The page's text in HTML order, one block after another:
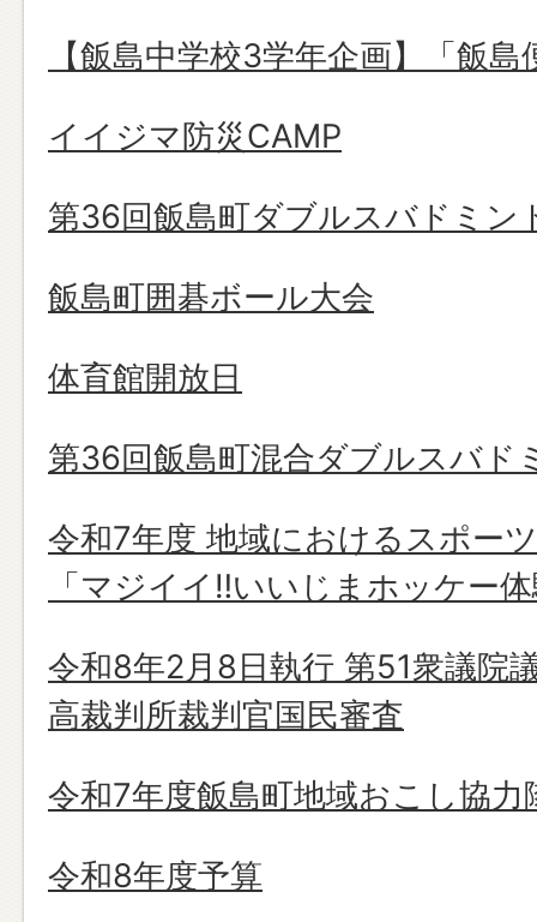
【飯島中学校3学年企画】「飯
イイジマ防災CAMP
第36回飯島町ダブルスバドミン
飯島町囲碁ボール大会
体育館開放日
第36回飯島町混合ダブルスバド
令和7年度 地域におけるスポー
「マジイイ‼いいじまホッケー
令和8年2月8日執行 第51衆議院
高裁判所裁判官国民審査
令和7年度飯島町地域おこし協力
令和8年度予算